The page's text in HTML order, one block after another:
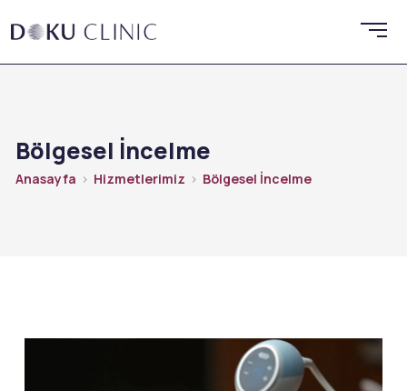
Bölgesel İncelme
Anasayfa Hizmetlerimiz Bölgesel İncelme